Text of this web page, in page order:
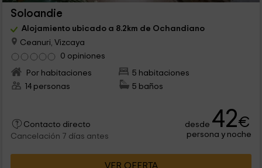
Soloandie
Alojamiento ubicado a 8.2km de Ochandiano
Ceanuri, Vizcaya
0 opiniones
Por habitaciones
5 habitaciones
14 personas
5 baños
Contacto directo
Cancelación 7 días antes
desde 42€
persona y noche
VER OFERTA